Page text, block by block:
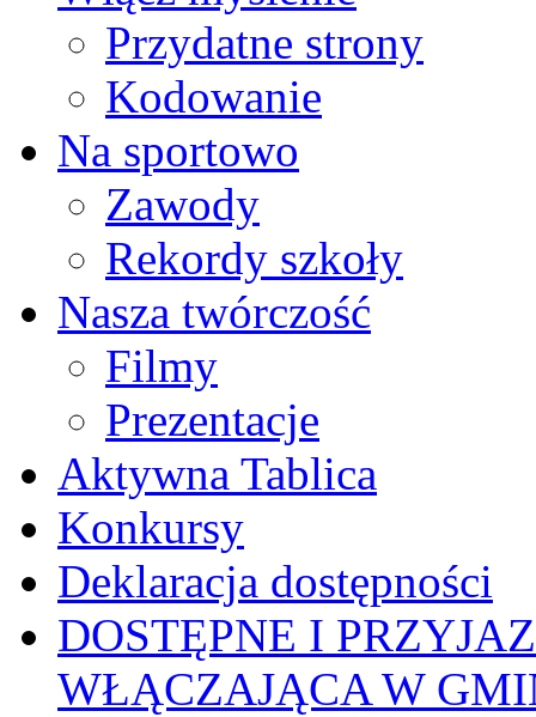
Przydatne strony
Kodowanie
Na sportowo
Zawody
Rekordy szkoły
Nasza twórczość
Filmy
Prezentacje
Aktywna Tablica
Konkursy
Deklaracja dostępności
DOSTĘPNE I
WŁĄCZAJĄCA W